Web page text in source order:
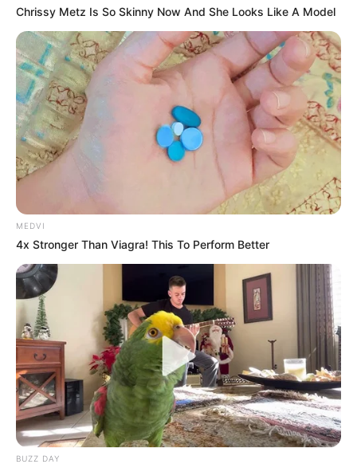
Chrissy Metz Is So Skinny Now And She Looks Like A Model
MEDVI
4x Stronger Than Viagra! This To Perform Better
BUZZ DAY